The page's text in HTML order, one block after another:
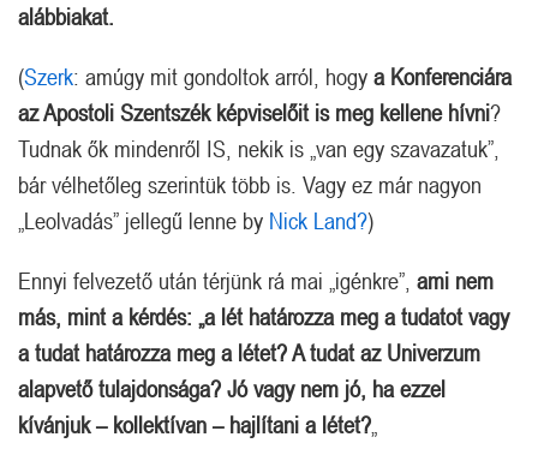
alábbiakat.
(Szerk: amúgy mit gondoltok arról, hogy a Konferenciára
az Apostoli Szentszék képviselőit is meg kellene hívni?
Tudnak ők mindenről IS, nekik is „van egy szavazatuk”,
bár vélhetőleg szerintük több is. Vagy ez már nagyon
„Leolvadás” jellegű lenne by Nick Land?)
Ennyi felvezető után térjünk rá mai „igénkre”, ami nem
más, mint a kérdés: „a lét határozza meg a tudatot vagy
a tudat határozza meg a létet? A tudat az Univerzum
alapvető tulajdonsága? Jó vagy nem jó, ha ezzel
kívánjuk – kollektívan – hajlítani a létet?